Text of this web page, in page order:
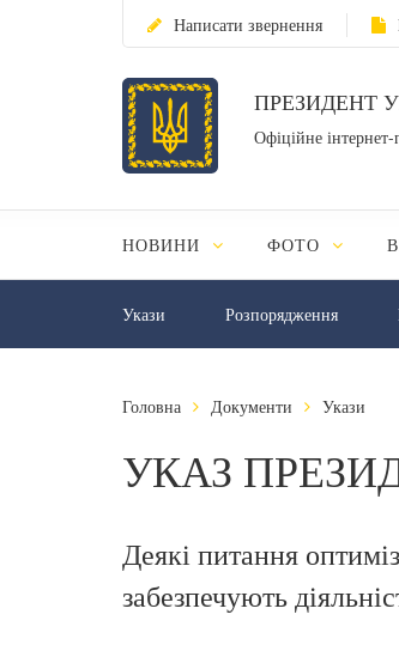
Написати звернення
ПРЕЗИДЕНТ
Офіційне
НОВИНИ ФОТО
Укази Розпорядження
Головна Документи Укази
УКАЗ
Деякі питання
забезпечують